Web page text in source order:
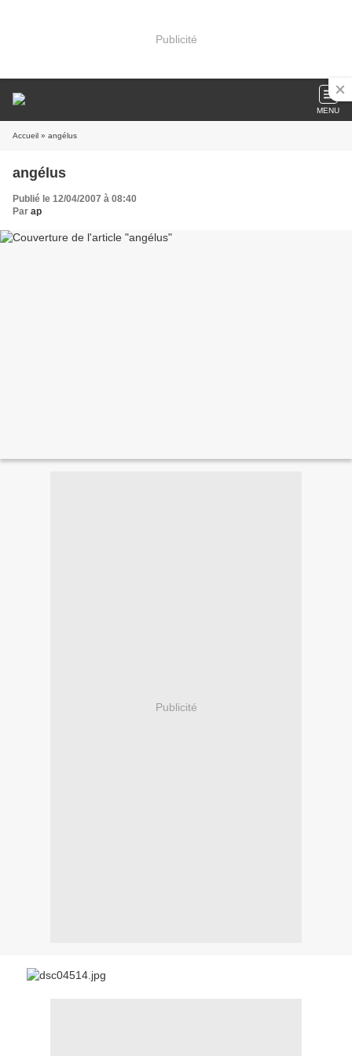
Publicité
MENU
Accueil » angélus
angélus
Publié le 12/04/2007 à 08:40
Par ap
Publicité